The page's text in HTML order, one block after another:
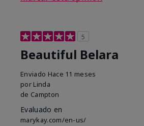
5
Beautiful Belara
Enviado Hace 11 meses
por Linda
de Campton
Evaluado en
marykay.com/en-us/